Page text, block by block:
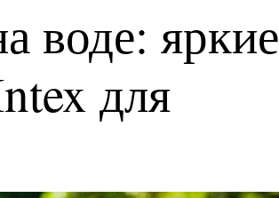
воде: яркие
для